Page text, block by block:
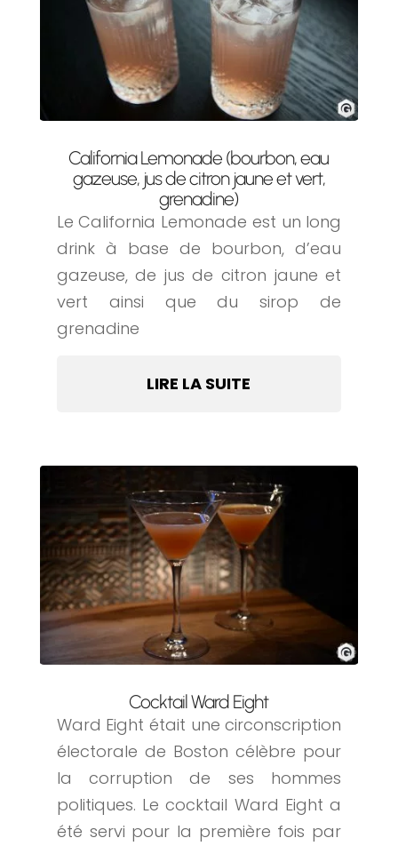
California Lemonade (bourbon, eau
gazeuse, jus de citron jaune et vert,
grenadine)
Le California Lemonade est un long
drink à base de bourbon, d’eau
gazeuse, de jus de citron jaune et
vert ainsi que du sirop de
grenadine
LIRE LA SUITE
Cocktail Ward Eight
Ward Eight était une circonscription
électorale de Boston célèbre pour
la corruption de ses hommes
politiques. Le cocktail Ward Eight a
été servi pour la première fois par